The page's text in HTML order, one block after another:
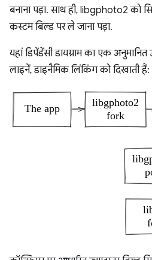
बनाना पड़ा. साथ ही, libgphoto2
कस्टम बिल्ड पर ले जाना पड़ा.
यहां डिपेंडेंसी डायग्राम का एक
लाइनें, डाइनैमिक लिंकिंग को दिखाती हैं: